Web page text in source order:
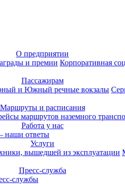
О предприятии
и премии Корпоративная
Пассажирам
и Южный речные вокзалы
Маршруты и расписания
маршрутов наземного
Работа у нас
наши ответы
Услуги
вышедшей из эксплуатации
Пресс-служба
службы